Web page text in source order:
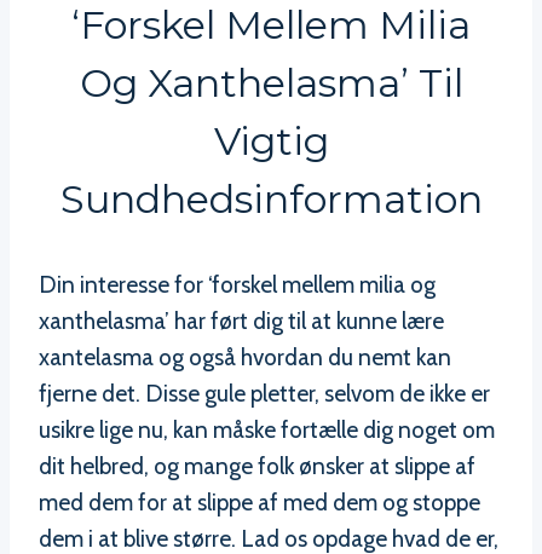
‘forskel Mellem Milia
Og Xanthelasma’ Til
Vigtig
Sundhedsinformation
Din interesse for ‘forskel mellem milia og
xanthelasma’ har ført dig til at kunne lære
xantelasma og også hvordan du nemt kan
fjerne det. Disse gule pletter, selvom de ikke er
usikre lige nu, kan måske fortælle dig noget om
dit helbred, og mange folk ønsker at slippe af
med dem for at slippe af med dem og stoppe
dem i at blive større. Lad os opdage hvad de er,